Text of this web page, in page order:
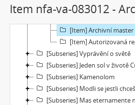
Item nfa-va-083012 -
[File] Náhledy
[Item] Archivní master
[Item] Autorizovaná
[Subseries] Vyprávění o světě
[Subseries] Jeden sol v životě
[Subseries] Kamenolom
[Subseries] Modli se jestli chceš aby se
[Subseries] Mas eternamente